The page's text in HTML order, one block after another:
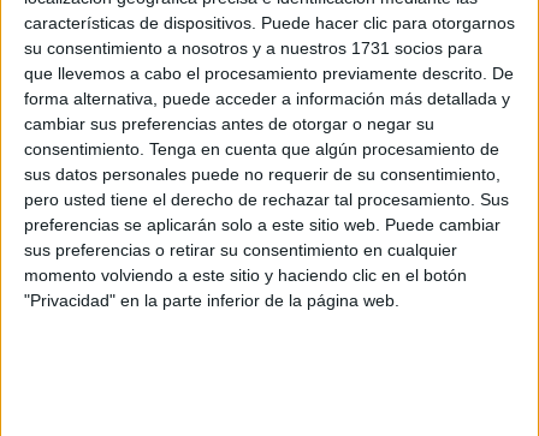
características de dispositivos. Puede hacer clic para otorgarnos
su consentimiento a nosotros y a nuestros 1731 socios para
que llevemos a cabo el procesamiento previamente descrito. De
forma alternativa, puede acceder a información más detallada y
cambiar sus preferencias antes de otorgar o negar su
consentimiento. Tenga en cuenta que algún procesamiento de
sus datos personales puede no requerir de su consentimiento,
pero usted tiene el derecho de rechazar tal procesamiento. Sus
preferencias se aplicarán solo a este sitio web. Puede cambiar
sus preferencias o retirar su consentimiento en cualquier
momento volviendo a este sitio y haciendo clic en el botón
"Privacidad" en la parte inferior de la página web.
Arquitectos de la ciudad autónoma, se expusieron
aspectos que coinciden con lo yatrasladado al Gobierno
de la Ciudad por parte de la Asociación de
Constructores, indican desde el organismo empresarial.
En este sentido, apuntan que la asociación ha constatado
que “hasta la fecha el nuevo Plan General de Ordenación
Urbana no está teniendo los resultados esperados”.
Asimismo, expresan que la actividad promotora en la
ciudad “apenas es perceptible, y el balance de este primer